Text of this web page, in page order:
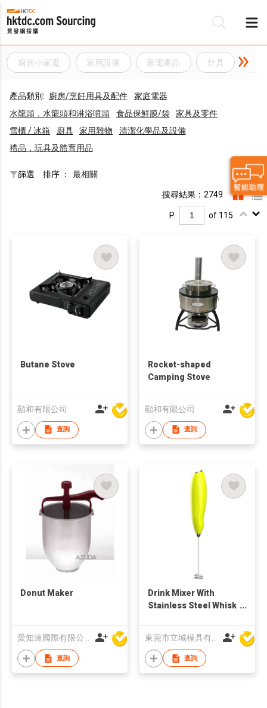
廚房小家電 家用設備 家電產品 灶具
產品類別: 廚房/烹飪用具及配件
家庭電器
水龍頭，水龍頭和淋浴噴頭
食品保鮮膜/袋
家具及零件
雪櫃 / 冰箱
廚具 家用雜物
清潔化學品及設備
禮品，玩具及體育用品
篩選 排序 ： 最相關
搜尋結果：2749
P. of 115
Butane Stove
顯和有限公司
查詢
Rocket-shaped
Camping Stove
顯和有限公司
查詢
Donut Maker
查詢
Drink Mixer With
Stainless Steel Whisk
查詢